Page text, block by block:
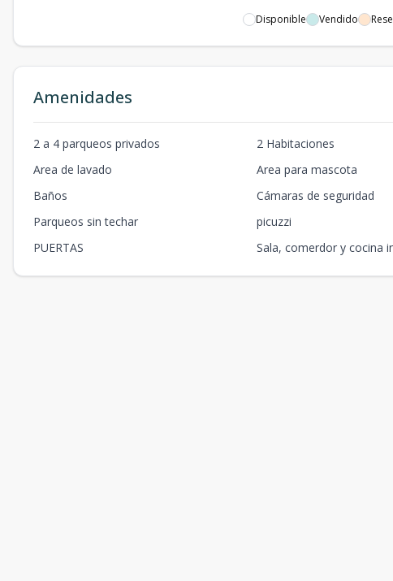
Disponible Vendido
Amenidades
2 a 4 parqueos privados 2 Habitaciones
Area de lavado
Area para mascota
Baños
Cámaras de seguridad
Parqueos sin techar
picuzzi
PUERTAS
Sala, comerdor y cocina